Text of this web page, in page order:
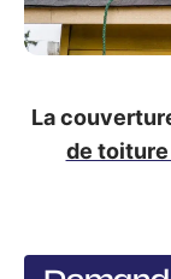
La
de toiture